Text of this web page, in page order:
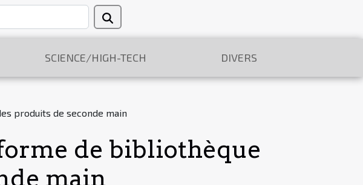
SCIENCE/HIGH-TECH DIVERS
produits de seconde main
de bibliothèque
main